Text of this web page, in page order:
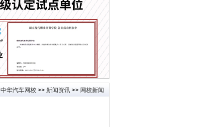
中华汽车网校>> 新闻资讯>> 网校新闻